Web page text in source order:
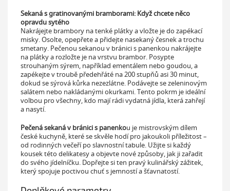
Sekaná s gratinovanými bramborami: Když chcete něco
opravdu sytého
Nakrájejte brambory na tenké plátky a vložte je do zapékací
misky. Osolte, opepřete a přidejte nasekaný česnek a trochu
smetany. Pečenou sekanou v bránici s panenkou nakrájejte
na plátky a rozložte je na vrstvu brambor. Posypte
strouhaným sýrem, například ementálem nebo goudou, a
zapékejte v troubě předehřáté na 200 stupňů asi 30 minut,
dokud se sýrová kůrka nezezlátne. Podávejte se zeleninovým
salátem nebo nakládanými okurkami. Tento pokrm je ideální
volbou pro všechny, kdo mají rádi vydatná jídla, která zahřejí
a nasytí.
Pečená sekaná v bránici s panenkou je mistrovským dílem
české kuchyně, které se skvěle hodí pro jakoukoli příležitost –
od rodinných večeří po slavnostní tabule. Užijte si každý
kousek této delikatesy a objevte nové způsoby, jak ji zařadit
do svého jídelníčku. Dopřejte si ten pravý kulinářský zážitek,
který spojuje poctivou chuť s jemností a šťavnatostí.